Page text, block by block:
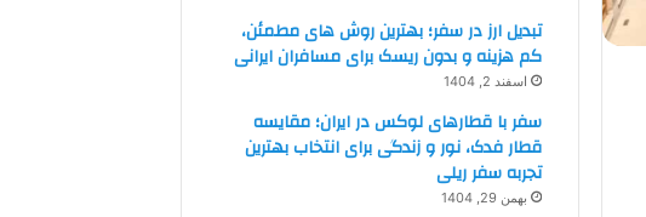
تبدیل ارز در سفر؛ بهترین روش های مطمئن،
کم هزینه و بدون ریسک برای مسافران ایرانی
اسفند 2, 1404
سفر با قطارهای لوکس در ایران؛ مقایسه
قطار فدک، نور و زندگی برای انتخاب بهترین
تجربه سفر ریلی
بهمن 29, 1404